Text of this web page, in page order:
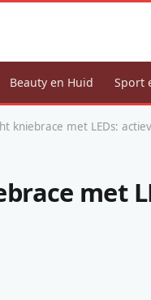
Beauty en Huid Sport
kniebrace met LEDs:
met